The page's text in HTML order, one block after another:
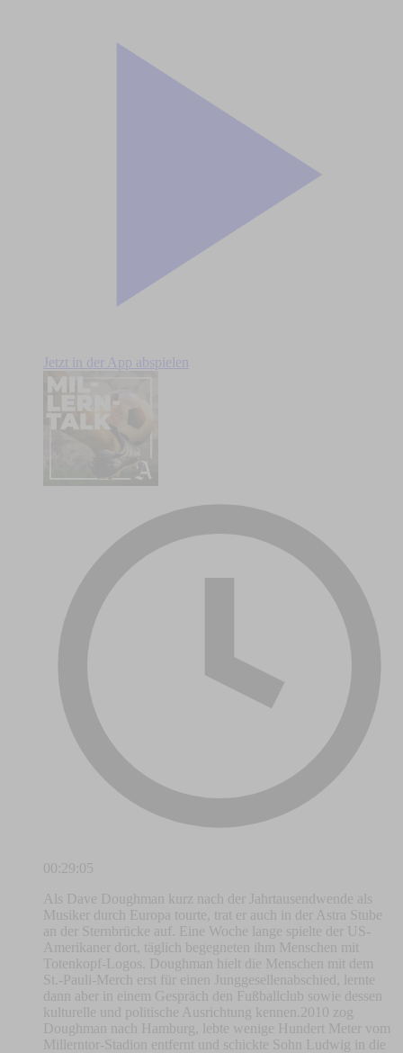
Jetzt in der App abspielen
00:29:05
Als Dave Doughman kurz nach der Jahrtausendwende als
Musiker durch Europa tourte, trat er auch in der Astra Stube
an der Sternbrücke auf. Eine Woche lange spielte der US-
Amerikaner dort, täglich begegneten ihm Menschen mit
Totenkopf-Logos. Doughman hielt die Menschen mit dem
St.-Pauli-Merch erst für einen Junggesellenabschied, lernte
dann aber in einem Gespräch den Fußballclub sowie dessen
kulturelle und politische Ausrichtung kennen.2010 zog
Doughman nach Hamburg, lebte wenige Hundert Meter vom
Millerntor-Stadion entfernt und schickte Sohn Ludwig in die